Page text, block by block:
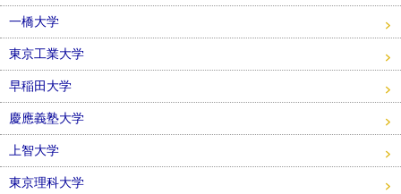
一橋大学
東京工業大学
早稲田大学
慶應義塾大学
上智大学
東京理科大学